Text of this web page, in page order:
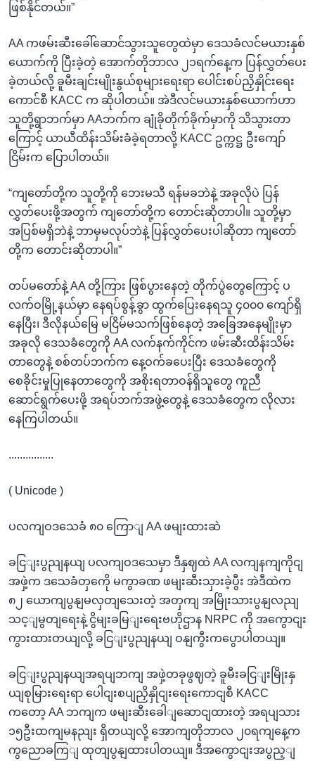
ဖြစ်နိုင်တယ်။”
AA ကဖမ်းဆီးခေါ်ဆောင်သွားသူတွေထဲမှာ ဒေသခံလင်မယားနှစ်
ယောက်ကို ပြီးခဲ့တဲ့ အောက်တိုဘာလ ၂၁ရက်နေ့က ပြန်လွှတ်ပေး
ခဲ့တယ်လို့ ခူမီးချင်းမျိုးနွယ်စုများရေးရာ ပေါင်းစပ်ညှိနှိုင်းရေး
ကောင်စီ KACC က ဆိုပါတယ်။ အဲဒီလင်မယားနှစ်ယောက်ဟာ
သူတို့ရွာဘက်မှာ AAဘက်က ချုံခိုတိုက်ခိုက်မှာကို သိသွားတာ
ကြောင့် ယာယီထိန်းသိမ်းခံခဲ့ရတာလို့ KACC ဥက္ကဋ္ဌ ဦးကျော်
ငြိမ်းက ပြောပါတယ်။
“ကျတော်တို့က သူတို့ကို ဘေးမသီ ရန်မခဘဲနဲ့ အခုလိုပဲ ပြန်
လွှတ်ပေးဖို့အတွက် ကျတော်တို့က တောင်းဆိုတာပါ။ သူတို့မှာ
အပြစ်မရှိဘဲနဲ့ ဘာမှမလုပ်ဘဲနဲ့ ပြန်လွှတ်ပေးပါဆိုတာ ကျတော်
တို့က တောင်းဆိုတာပါ။”
တပ်မတော်နဲ့ AA တို့ကြား ဖြစ်ပွားနေတဲ့ တိုက်ပွဲတွေကြောင့် ပ
လက်ဝမြို့နယ်မှာ နေရပ်စွန့်ခွာ ထွက်ပြေးနေရသူ ၄၀၀၀ ကျော်ရှိ
နေပြီး၊ ဒီလိုနယ်မြေ မငြိမ်မသက်ဖြစ်နေတဲ့ အခြေအနေမျိုးမှာ
အခုလို ဒေသခံတွေကို AA လက်နက်ကိုင်က ဖမ်းဆီးထိန်းသိမ်း
တာတွေနဲ့ စစ်တပ်ဘက်က နေ့ဝက်ခပေးပြီး ဒေသခံတွေကို
စေခိုင်းမှုပြုနေတာတွေကို အစိုးရတာဝန်ရှိသူတွေ ကူညီ
ဆောင်ရွက်ပေးဖို့ အရပ်ဘက်အဖွဲ့တွေနဲ့ ဒေသခံတွေက လိုလား
နေကြပါတယ်။
................
( Unicode )
ပလကျဝဒသေခံ ၈၀ ကြောျ AA ဖမျးထားဆဲ
ခငြျးပွညျနယျ ပလကျဝဒသေမှာ ဒီနှဈထဲ AA လကျနကျကိုငျ
အဖှဲ့က ဒသေခံတှကေို မကွာခဏ ဖမျးဆီးသှားခဲ့ပွီး အဲဒီထဲက
၈၂ ယောကျပွနျမလှတျသေးတဲ့ အတှကျ အမြိုးသားပွနျလညျ
သင့ျမွတျရေးနဲ့ ငွိမျးခမြျးရေးဗဟိုဌာန NRPC ကို အကွောငျး
ကွားထားတယျလို့ ခငြျးပွညျနယျ ဝနျကွီးကပွောပါတယျ။
ခငြျးပွညျနယျအရပျဘကျ အဖှဲ့တခုဖွဈတဲ့ ခူမီးခငြျးမြိုးနှ
ယျစုမြားရေးရာ ပေါငျးစပျညှိနှိုငျးရေးကောငျစီ KACC
ကတော့ AA ဘကျက ဖမျးဆီးခေါျဆောငျထားတဲ့ အရပျသား
၁၅ဦးထကျမနညျး ရှိတယျလို့ အောကျတိုဘာလ ၂၀ရကျနေ့က
ကွညောခကြျ ထုတျပွနျထားပါတယျ။ ဒီအကွောငျးအပွည့ျ